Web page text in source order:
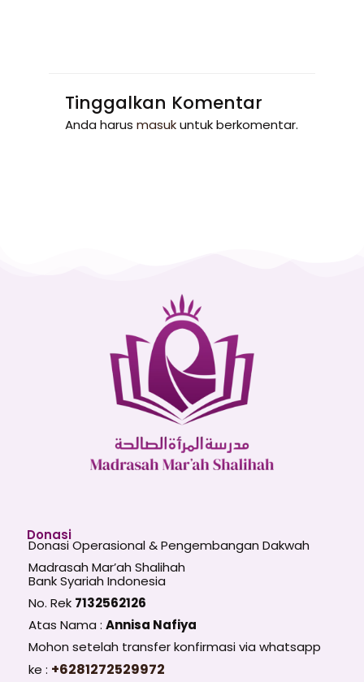
Tinggalkan Komentar
Anda harus masukuntuk berkomentar.
Donasi
Donasi Operasional & Pengembangan Dakwah
Madrasah Mar’ah Shalihah
Bank Syariah Indonesia
No. Rek 7132562126
Atas Nama : Annisa Nafiya
Mohon setelah transfer konfirmasi via whatsapp
ke : +6281272529972